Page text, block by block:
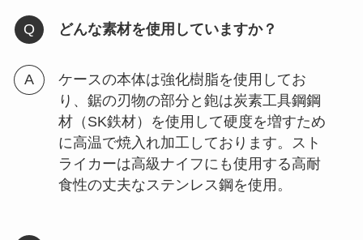
どんな素材を使用していますか？
ケースの本体は強化樹脂を使用してお
り、鋸の刃物の部分と鉋は炭素工具鋼鋼
材（SK鉄材）を使用して硬度を増すため
に高温で焼入れ加工しております。スト
ライカーは高級ナイフにも使用する高耐
食性の丈夫なステンレス鋼を使用。